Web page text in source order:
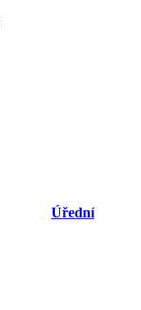
Úřední